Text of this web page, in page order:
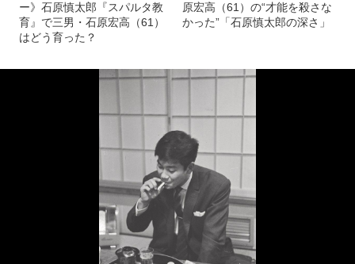
ー》石原慎太郎『スパルタ教
育』で三男・石原宏高（61）
はどう育った？
原宏高（61）の“才能を殺さな
かった”「石原慎太郎の深さ」